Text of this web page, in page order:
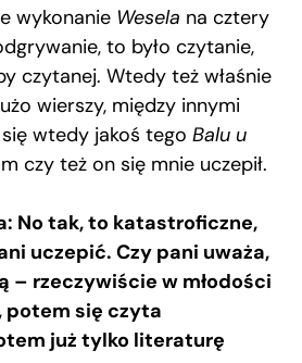
wykonanie Wesela na cztery
to było czytanie,
czytanej. Wtedy też właśnie
wierszy, między innymi
się wtedy jakoś tego Balu u
czy też on się mnie uczepił.
No tak, to katastroficzne,
uczepić. Czy pani uważa,
– rzeczywiście w młodości
potem się czyta
już tylko literaturę